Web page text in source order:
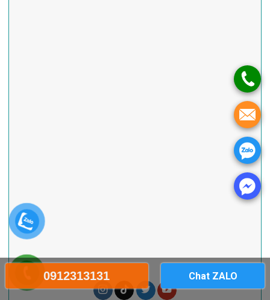
0912313131 Chat ZALO